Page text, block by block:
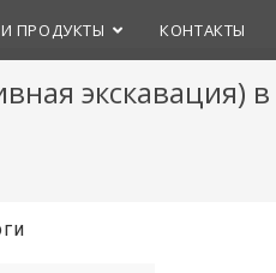
ПРОДУКТЫ КОНТАКТЫ
экскавация) в